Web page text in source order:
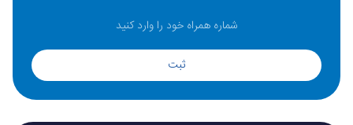
ثبت